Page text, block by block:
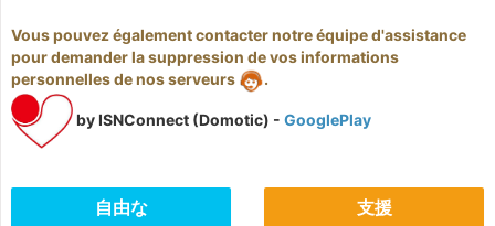
Vous pouvez également contacter notre équipe d'assistance
pour demander la suppression de vos informations
personnelles de nos serveurs
.
by ISNConnect (Domotic) -GooglePlay
自由な 支援